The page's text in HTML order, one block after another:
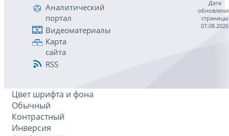
Аналитический
портал
Видеоматериалы
Карта
сайта
RSS
Дата
страницы
07.08.2026
Цвет шрифта и фона
Обычный
Контрастный
Инверсия